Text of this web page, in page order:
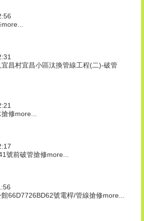
more...
昌村宜昌小區汰換管線工程(二)-破管
搶修more...
號前破管搶修more...
66D7726BD62號電桿/管線搶修more...